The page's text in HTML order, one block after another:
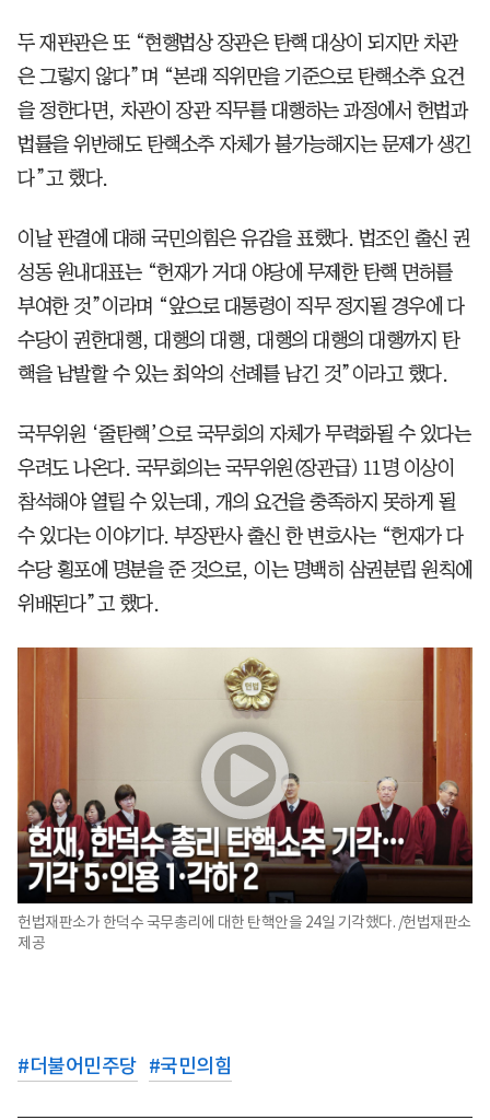
두 재판관은 또 “현행법상 장관은 탄핵 대상이 되지만 차관
은 그렇지 않다”며 “본래 직위만을 기준으로 탄핵소추 요건
을 정한다면, 차관이 장관 직무를 대행하는 과정에서 헌법과
법률을 위반해도 탄핵소추 자체가 불가능해지는 문제가 생긴
다”고 했다.
이날 판결에 대해 국민의힘은 유감을 표했다. 법조인 출신 권
성동 원내대표는 “헌재가 거대 야당에 무제한 탄핵 면허를
부여한 것”이라며 “앞으로 대통령이 직무 정지될 경우에 다
수당이 권한대행, 대행의 대행, 대행의 대행의 대행까지 탄
핵을 남발할 수 있는 최악의 선례를 남긴 것”이라고 했다.
국무위원 ‘줄탄핵’으로 국무회의 자체가 무력화될 수 있다는
우려도 나온다. 국무회의는 국무위원(장관급) 11명 이상이
참석해야 열릴 수 있는데, 개의 요건을 충족하지 못하게 될
수 있다는 이야기다. 부장판사 출신 한 변호사는 “헌재가 다
수당 횡포에 명분을 준 것으로, 이는 명백히 삼권분립 원칙에
위배된다”고 했다.
헌법재판소가 한덕수 국무총리에 대한 탄핵안을 24일 기각했다. /헌법재판소
제공
#더불어민주당 #국민의힘